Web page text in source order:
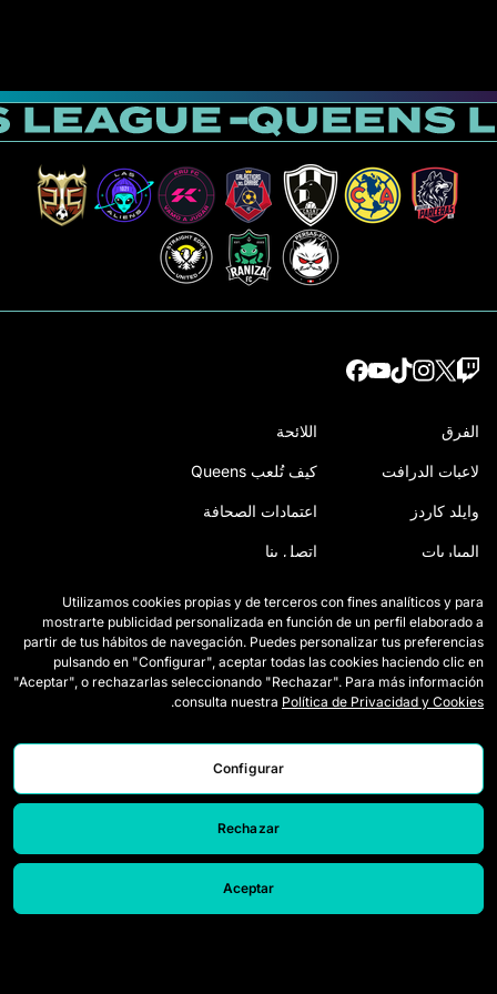
الفرق
لاعبات الدرافت
وايلد كاردز
المباريات
الإحصائيات
اللائحة
كيف تُلعب Queens
اعتمادات الصحافة
اتصل بنا
© 2026 Queens League. All rights reserved.
سياسة الخصوصية وملفات تعريف الارتباط
Utilizamos cookies propias y de terceros con fines analíticos y para
mostrarte publicidad personalizada en función de un perfil elaborado a
partir de tus hábitos de navegación. Puedes personalizar tus preferencias
pulsando en "Configurar", aceptar todas las cookies haciendo clic en
"Aceptar", o rechazarlas seleccionando "Rechazar". Para más información
consulta nuestra Política de Privacidad y Cookies
.
Configurar
Rechazar
Aceptar